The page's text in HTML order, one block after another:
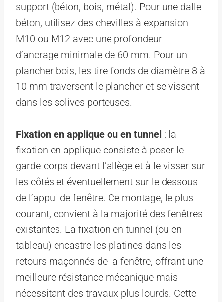
support (béton, bois, métal). Pour une dalle
béton, utilisez des chevilles à expansion
M10 ou M12 avec une profondeur
d’ancrage minimale de 60 mm. Pour un
plancher bois, les tire-fonds de diamètre 8 à
10 mm traversent le plancher et se vissent
dans les solives porteuses.
Fixation en applique ou en tunnel : la
fixation en applique consiste à poser le
garde-corps devant l’allège et à le visser sur
les côtés et éventuellement sur le dessous
de l’appui de fenêtre. Ce montage, le plus
courant, convient à la majorité des fenêtres
existantes. La fixation en tunnel (ou en
tableau) encastre les platines dans les
retours maçonnés de la fenêtre, offrant une
meilleure résistance mécanique mais
nécessitant des travaux plus lourds. Cette